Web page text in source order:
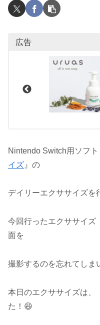
広告
Nintendo Switch用ソフト
イズ 』の
デイリーエクササイズを
今回行ったエクササイズ
面を
撮影するのを忘れてしま
本日のエクササイズは、
た！😆